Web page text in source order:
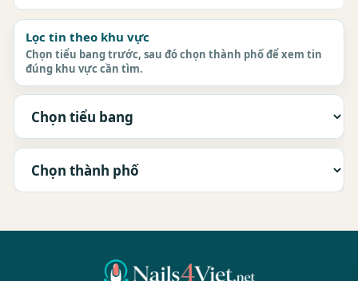
Lọc tin theo khu vực
Chọn tiểu bang trước, sau đó chọn thành phố để xem tin
đúng khu vực cần tìm.